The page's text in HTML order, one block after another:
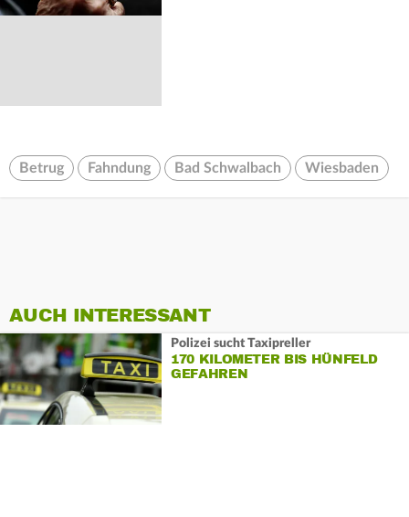
Betrug Fahndung Bad Schwalbach Wiesbaden
AUCH INTERESSANT
Polizei sucht Taxipreller
170 KILOMETER BIS HÜNFELD
GEFAHREN